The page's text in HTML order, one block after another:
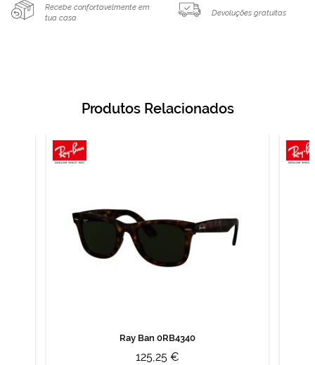
Recebe confortavelmente em
tua casa
Devoluções gratuitas
Produtos Relacionados
Ray Ban 0RB4340
125,25 €